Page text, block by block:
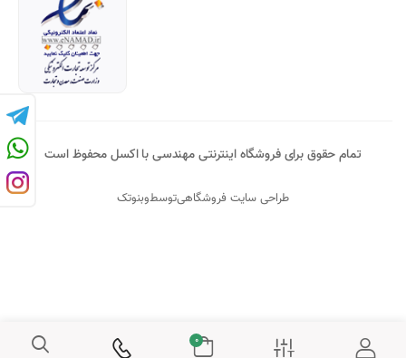
تمام حقوق برای فروشگاه اینترنتی مهندسی با اکسل محفوظ است
طراحی سایت فروشگاهیتوسطوبنوتک
0